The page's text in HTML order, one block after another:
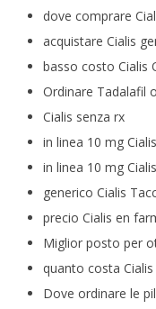
dove comprare
acquistare Cialis
basso costo Cialis
Ordinare Tadalafil
Cialis senza rx
in linea 10 mg
in linea 10 mg
generico Cialis
precio Cialis en
Miglior posto per
quanto costa
Dove ordinare le